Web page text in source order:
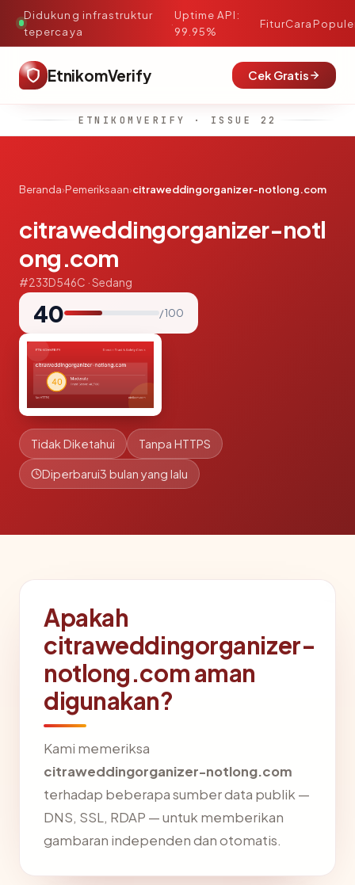
Didukung infrastruktur
tepercaya
·
Uptime API:
99.95%
FiturCara
EtnikomVerify Cek Gratis
ETNIKOMVERIFY · ISSUE 22
Beranda›Pemeriksaan›citraweddingorganizer-notlong.com
citraweddingorganizer-notl
ong.com
#233D546C · Sedang
40 / 100
Tidak Diketahui Tanpa HTTPS
Diperbarui3 bulan yang lalu
Apakah
citraweddingorganizer-
notlong.com aman
digunakan?
Kami memeriksa
citraweddingorganizer-notlong.com
terhadap beberapa sumber data publik —
DNS, SSL, RDAP — untuk memberikan
gambaran independen dan otomatis.